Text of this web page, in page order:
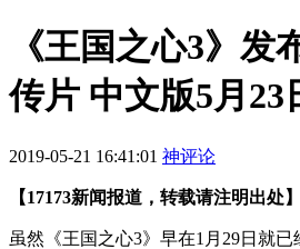
《王国之心3》发
传片 中文版5月23
2019-05-21 16:41:01 神评论
【17173新闻报道，转载请注明出处】
虽然《王国之心3》早在1 月 29日就已